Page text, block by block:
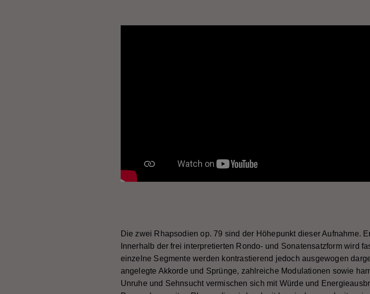
Die zwei Rhapsodien op. 79 sind der Höhepunkt dieser Aufnahme.
Innerhalb der frei interpretierten Rondo- und Sonatensatzform wird
einzelne Segmente werden kontrastierend jedoch ausgewogen
angelegte Akkorde und Sprünge, zahlreiche Modulationen sowie
Unruhe und Sehnsucht vermischen sich mit Würde und